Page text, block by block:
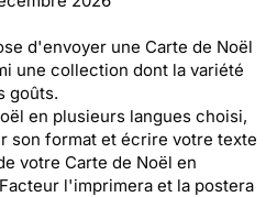
d'envoyer une Carte de Noël
une collection dont la variété
goûts.
en plusieurs langues choisi,
son format et écrire votre texte
votre Carte de Noël en
l'imprimera et la postera